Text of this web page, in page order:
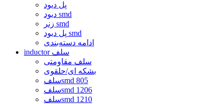
پل دیود
دیود smd
زنر smd
پل دیود smd
ادامه دسته‌بندی
inductor سلف
سلف مقاومتی
بشکه ای/حلقوی
سلفsmd 805
سلفsmd 1206
سلفsmd 1210